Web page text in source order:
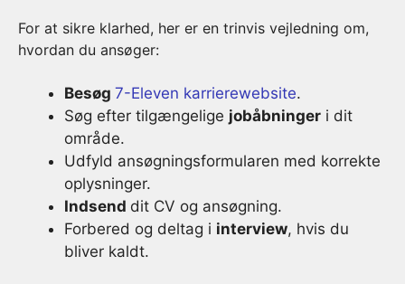
For at sikre klarhed, her er en trinvis vejledning om,
hvordan du ansøger:
Besøg 7-Eleven karrierewebsite.
Søg efter tilgængelige jobåbninger i dit
område.
Udfyld ansøgningsformularen med korrekte
oplysninger.
Indsend dit CV og ansøgning.
Forbered og deltag i interview, hvis du
bliver kaldt.